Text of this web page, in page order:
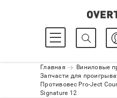
Главная
Виниловые
Запчасти для
Противовес Pro-Ject
Signature 12